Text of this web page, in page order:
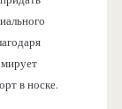
в носке.